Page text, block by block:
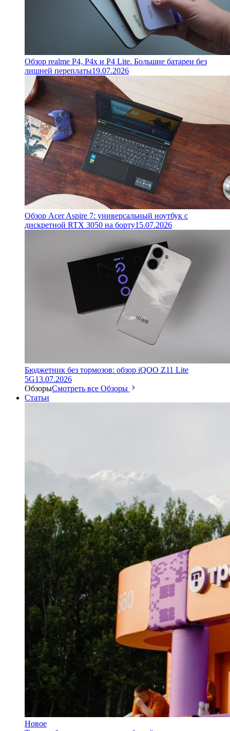
Обзор realme P4, P4x и P4 Lite. Большие батареи без
лишней переплаты19.07.2026
Обзор Acer Aspire 7: универсальный ноутбук с
дискретной RTX 3050 на борту15.07.2026
Бюджетник без тормозов: обзор iQOO Z11 Lite
5G13.07.2026
ОбзорыСмотреть все Обзоры
Статьи
Новое